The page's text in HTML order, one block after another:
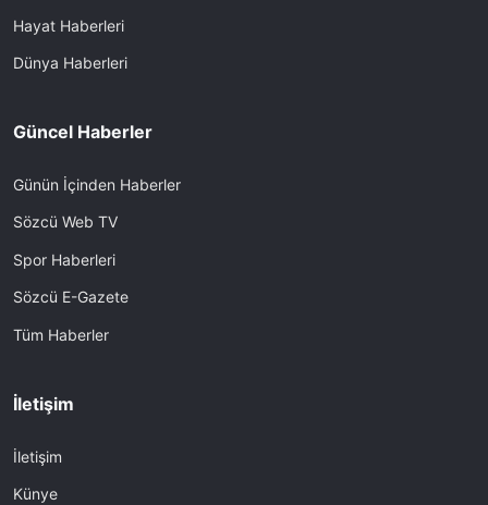
Hayat Haberleri
Dünya Haberleri
Güncel Haberler
Günün İçinden Haberler
Sözcü Web TV
Spor Haberleri
Sözcü E-Gazete
Tüm Haberler
İletişim
İletişim
Künye